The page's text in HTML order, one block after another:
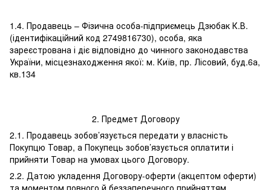
1.4. Продавець – Фізична особа-підприємець Дзюбак К.В.
(ідентифікаційний код 2749816730), особа, яка
зареєстрована і діє відповідно до чинного законодавства
України, місцезнаходження якої: м. Київ, пр. Лісовий, буд.6а,
кв.134
2. Предмет Договору
2.1. Продавець зобов’язується передати у власність
Покупцю Товар, а Покупець зобов’язується оплатити і
прийняти Товар на умовах цього Договору.
2.2. Датою укладення Договору-оферти (акцептом оферти)